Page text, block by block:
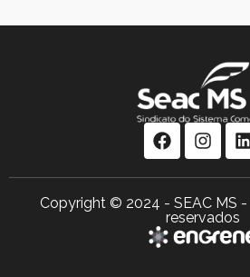
Copyright © 2024 - SEAC MS
reservados